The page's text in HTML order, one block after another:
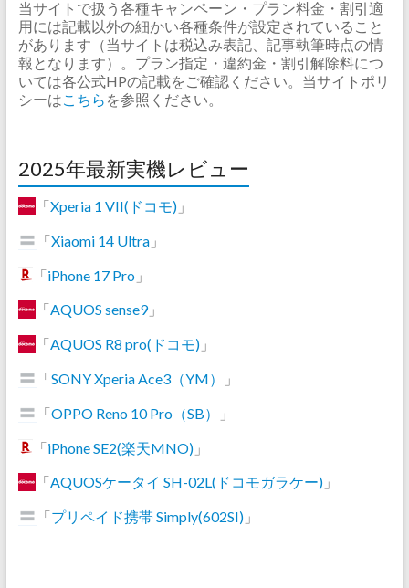
当サイトで扱う各種キャンペーン・プラン料金・割引適
用には記載以外の細かい各種条件が設定されていること
があります（当サイトは税込み表記、記事執筆時点の情
報となります）。プラン指定・違約金・割引解除料につ
いては各公式HPの記載をご確認ください。当サイトポリ
シーはこちら を参照ください。
2025年最新実機レビュー
「Xperia 1 VII(ドコモ)」
「Xiaomi 14 Ultra」
「iPhone 17 Pro」
「AQUOS sense9」
「AQUOS R8 pro(ドコモ)」
「SONY Xperia Ace3（YM）
」
「OPPO Reno 10 Pro（SB）
」
「iPhone SE2(楽天MNO)」
「AQUOSケータイ SH-02L(ドコモガラケー)」
「プリペイド携帯 Simply(602SI)」